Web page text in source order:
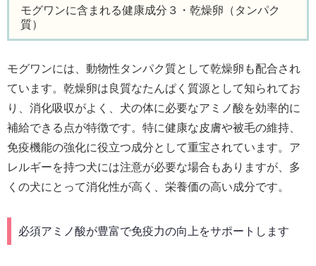
モグワンに含まれる健康成分３・乾燥卵（タンパク
質）
モグワンには、動物性タンパク質として乾燥卵も配合され
ています。乾燥卵は良質なたんぱく質源として知られてお
り、消化吸収がよく、犬の体に必要なアミノ酸を効率的に
補給できる点が特徴です。特に健康な皮膚や被毛の維持、
免疫機能の強化に役立つ成分として重宝されています。ア
レルギーを持つ犬には注意が必要な場合もありますが、多
くの犬にとって消化性が高く、栄養価の高い成分です。
必須アミノ酸が豊富で免疫力の向上をサポートします